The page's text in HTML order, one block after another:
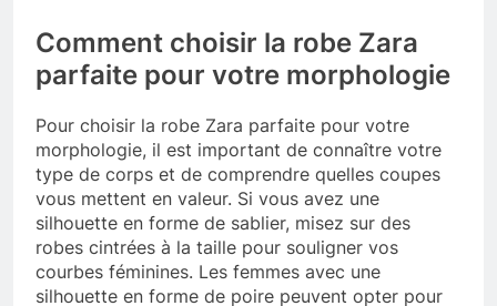
Comment choisir la robe Zara
parfaite pour votre morphologie
Pour choisir la robe Zara parfaite pour votre
morphologie, il est important de connaître votre
type de corps et de comprendre quelles coupes
vous mettent en valeur. Si vous avez une
silhouette en forme de sablier, misez sur des
robes cintrées à la taille pour souligner vos
courbes féminines. Les femmes avec une
silhouette en forme de poire peuvent opter pour